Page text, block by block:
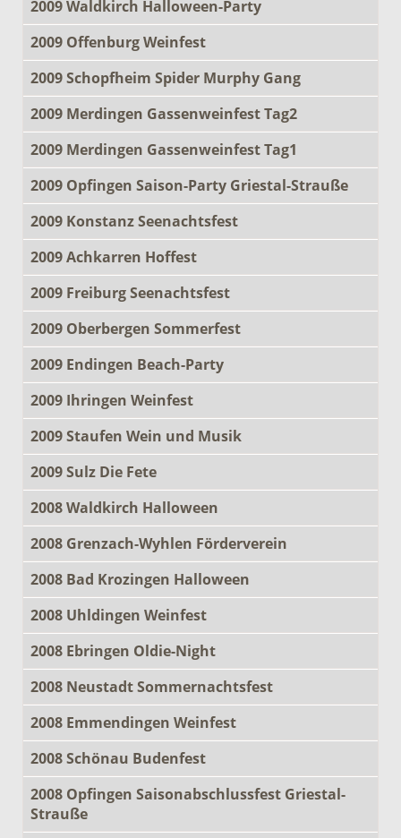
2009 Waldkirch Halloween-Party
2009 Offenburg Weinfest
2009 Schopfheim Spider Murphy Gang
2009 Merdingen Gassenweinfest Tag2
2009 Merdingen Gassenweinfest Tag1
2009 Opfingen Saison-Party Griestal-Strauße
2009 Konstanz Seenachtsfest
2009 Achkarren Hoffest
2009 Freiburg Seenachtsfest
2009 Oberbergen Sommerfest
2009 Endingen Beach-Party
2009 Ihringen Weinfest
2009 Staufen Wein und Musik
2009 Sulz Die Fete
2008 Waldkirch Halloween
2008 Grenzach-Wyhlen Förderverein
2008 Bad Krozingen Halloween
2008 Uhldingen Weinfest
2008 Ebringen Oldie-Night
2008 Neustadt Sommernachtsfest
2008 Emmendingen Weinfest
2008 Schönau Budenfest
2008 Opfingen Saisonabschlussfest Griestal-
Strauße